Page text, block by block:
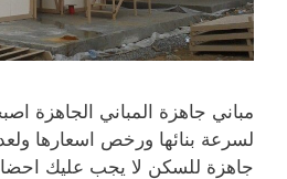
مباني جاهزة المباني الجاهزة
لسرعة بنائها ورخص اسعارها
جاهزة للسكن لا يجب عليك احضار